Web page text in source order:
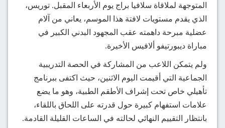
المتوجهة لملاقاة سلافيا براج يوم الأربعاء المقبل. توريس،
الذي يقدم مستويات لافتة هذا الموسم، يعاني من آلام
عضلية مبرحة داهمته عقب المجهود البدني الكبير في
مباراة ديبورتيفو ألافيس الأخيرة.
ولم يتمكن اللاعب من المشاركة في الحصة التدريبية
الجماعية التي أقيمت اليوم الاثنين، حيث اكتفى ببرنامج
تأهيلي خاص تحت إشراف الأطقم الطبية، وهو ما يضع
علامات استفهام كبيرة حول قدرته على اللحاق باللقاء،
بانتظار التقييم النهائي لحالته في الساعات القليلة القادمة.